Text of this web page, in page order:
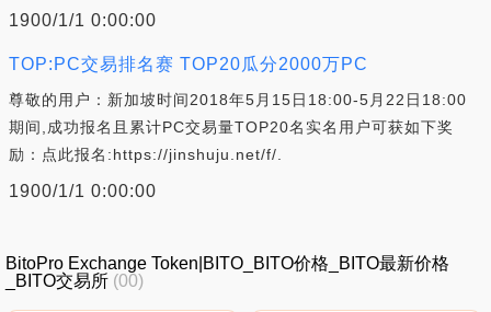
1900/1/1 0:00:00
TOP:PC交易排名赛 TOP20瓜分2000万PC
尊敬的用户：新加坡时间2018年5月15日18:00-5月22日18:00
期间,成功报名且累计PC交易量TOP20名实名用户可获如下奖
励：点此报名:https://jinshuju.net/f/.
1900/1/1 0:00:00
BitoPro Exchange Token|BITO_BITO价格_BITO最新价格
_BITO交易所 (00)